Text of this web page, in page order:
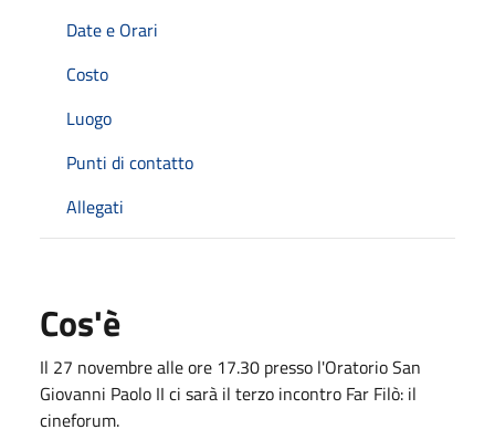
Date e Orari
Costo
Luogo
Punti di contatto
Allegati
Cos'è
Il 27 novembre alle ore 17.30 presso l'Oratorio San
Giovanni Paolo II ci sarà il terzo incontro Far Filò: il
cineforum.